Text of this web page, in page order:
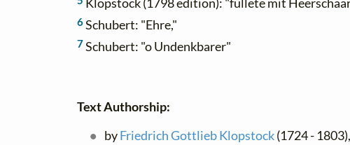
Klopstock (1798 edition): "füllete mit
6Schubert: "Ehre,"
7Schubert: "o Undenkbarer"
Text Authorship:
byFriedrich Gottlieb Klopstock(1724 -